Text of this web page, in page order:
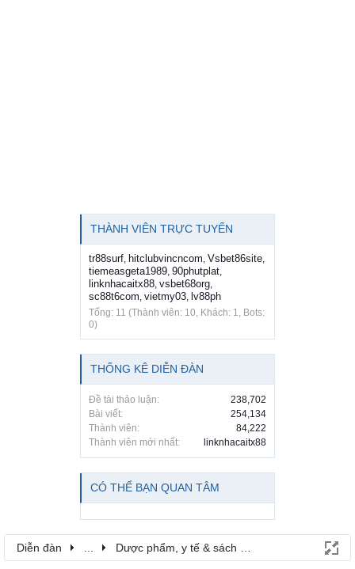
THÀNH VIÊN TRỰC TUYẾN
tr88surf hitclubvincncom Vsbet86site
tiemeasgeta1989 90phutplat
linknhacaitx88 vsbet68org
sc88t6com vietmy03 lv88ph
Tổng: 11 (Thành viên: 10, Khách: 1, Bots:
0)
THỐNG KÊ DIỄN ĐÀN
Đề tài thảo luận:
238,702
Bài viết:
254,134
Thành viên:
84,222
Thành viên mới nhất:
linknhacaitx88
CÓ THỂ BẠN QUAN TÂM
Diễn đàn Dược phẩm, y tế & sách báo